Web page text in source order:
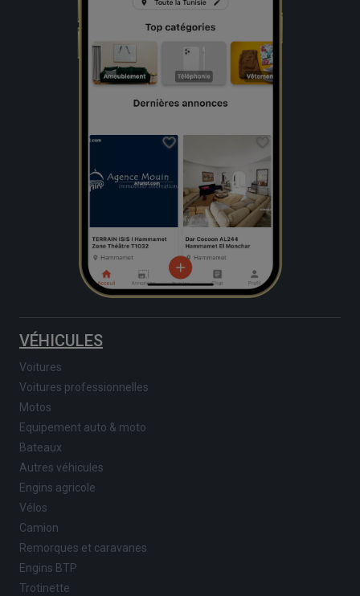
VÉHICULES
Voitures
Voitures professionnelles
Motos
Equipement auto & moto
Bateaux
Autres véhicules
Engins agricole
Vélos
Camion
Remorques et caravanes
Engins BTP
Trotinette